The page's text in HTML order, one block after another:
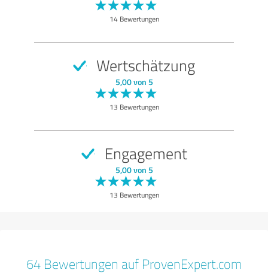
14 Bewertungen
Wertschätzung
5,00 von 5
13 Bewertungen
Engagement
5,00 von 5
13 Bewertungen
64 Bewertungen auf ProvenExpert.com